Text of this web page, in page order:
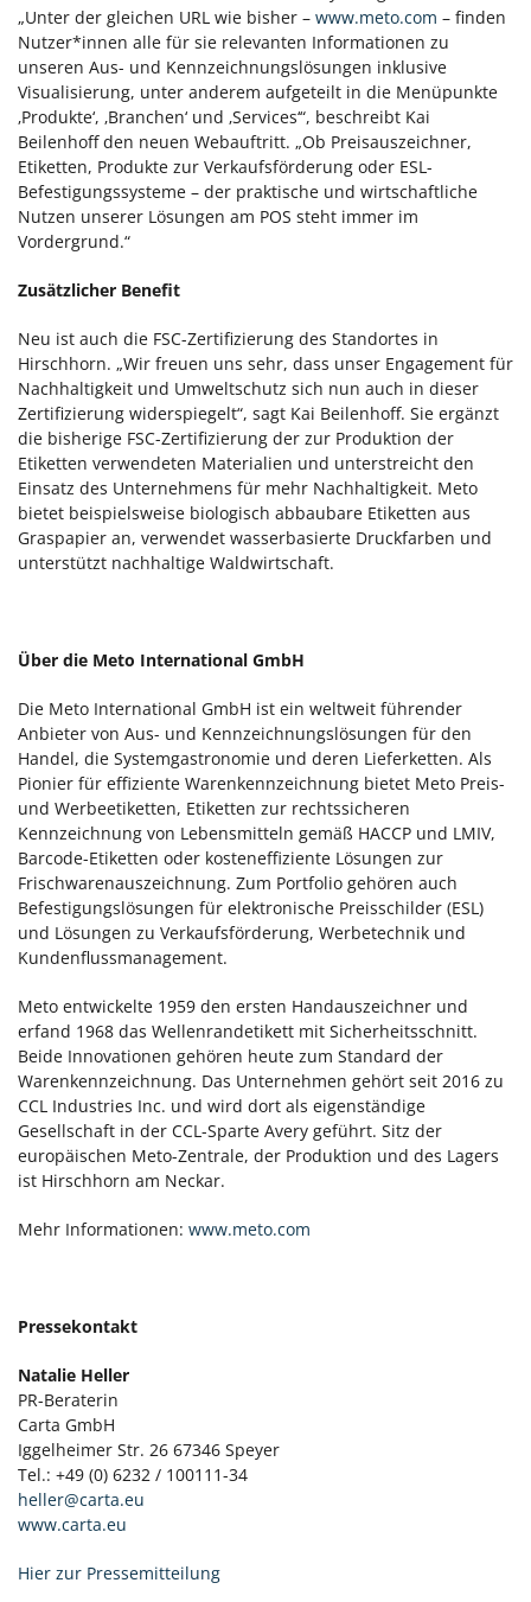
„Unter der gleichen URL wie bisher – www.meto.com – finden
Nutzer*innen alle für sie relevanten Informationen zu
unseren Aus- und Kennzeichnungslösungen inklusive
Visualisierung, unter anderem aufgeteilt in die Menüpunkte
‚Produkte‘, ‚Branchen‘ und ‚Services‘“, beschreibt Kai
Beilenhoff den neuen Webauftritt. „Ob Preisauszeichner,
Etiketten, Produkte zur Verkaufsförderung oder ESL-
Befestigungssysteme – der praktische und wirtschaftliche
Nutzen unserer Lösungen am POS steht immer im
Vordergrund.“
Zusätzlicher Benefit
Neu ist auch die FSC-Zertifizierung des Standortes in
Hirschhorn. „Wir freuen uns sehr, dass unser Engagement für
Nachhaltigkeit und Umweltschutz sich nun auch in dieser
Zertifizierung widerspiegelt“, sagt Kai Beilenhoff. Sie ergänzt
die bisherige FSC-Zertifizierung der zur Produktion der
Etiketten verwendeten Materialien und unterstreicht den
Einsatz des Unternehmens für mehr Nachhaltigkeit. Meto
bietet beispielsweise biologisch abbaubare Etiketten aus
Graspapier an, verwendet wasserbasierte Druckfarben und
unterstützt nachhaltige Waldwirtschaft.
Über die Meto International GmbH
Die Meto International GmbH ist ein weltweit führender
Anbieter von Aus- und Kennzeichnungslösungen für den
Handel, die Systemgastronomie und deren Lieferketten. Als
Pionier für effiziente Warenkennzeichnung bietet Meto Preis-
und Werbeetiketten, Etiketten zur rechtssicheren
Kennzeichnung von Lebensmitteln gemäß HACCP und LMIV,
Barcode-Etiketten oder kosteneffiziente Lösungen zur
Frischwarenauszeichnung. Zum Portfolio gehören auch
Befestigungslösungen für elektronische Preisschilder (ESL)
und Lösungen zu Verkaufsförderung, Werbetechnik und
Kundenflussmanagement.
Meto entwickelte 1959 den ersten Handauszeichner und
erfand 1968 das Wellenrandetikett mit Sicherheitsschnitt.
Beide Innovationen gehören heute zum Standard der
Warenkennzeichnung. Das Unternehmen gehört seit 2016 zu
CCL Industries Inc. und wird dort als eigenständige
Gesellschaft in der CCL-Sparte Avery geführt. Sitz der
europäischen Meto-Zentrale, der Produktion und des Lagers
ist Hirschhorn am Neckar.
Mehr Informationen: www.meto.com
Pressekontakt
Natalie Heller
PR-Beraterin
Carta GmbH
Iggelheimer Str. 26 67346 Speyer
Tel.: +49 (0) 6232 / 100111-34
heller@carta.eu
www.carta.eu
Hier zur Pressemitteilung